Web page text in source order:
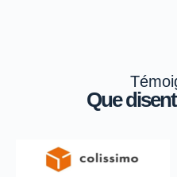
Que